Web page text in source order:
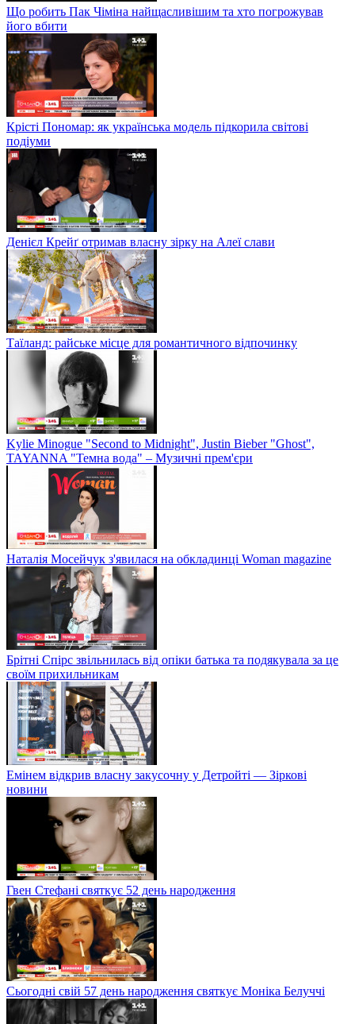
Що робить Пак Чіміна найщасливішим та хто погрожував
його вбити
Крісті Пономар: як українська модель підкорила світові
подіуми
Денієл Крейґ отримав власну зірку на Алеї слави
Таїланд: райське місце для романтичного відпочинку
Kylie Minogue "Second to Midnight", Justin Bieber "Ghost",
TAYANNA "Темна вода" – Музичні прем'єри
Наталія Мосейчук з'явилася на обкладинці Woman magazine
Брітні Спірс звільнилась від опіки батька та подякувала за це
своїм прихильникам
Емінем відкрив власну закусочну у Детройті — Зіркові
новини
Гвен Стефані святкує 52 день народження
Сьогодні свій 57 день народження святкує Моніка Белуччі